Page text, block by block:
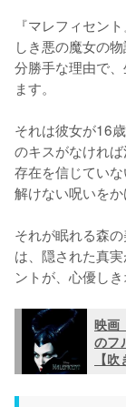
『マレフィセン
しき悪の魔女の
分勝手な理由で
ます。
それは彼女が16
のキスがなけれ
存在を信じてい
解けない呪いをか
それが眠れる森
は、隠された真
ントが、心優し
映画
のフ
【